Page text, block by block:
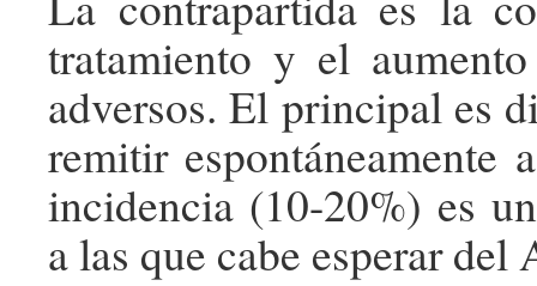
tratamiento y el
adversos. El principal es
remitir espontáneamente
incidencia (10-20%) es
a las que cabe esperar